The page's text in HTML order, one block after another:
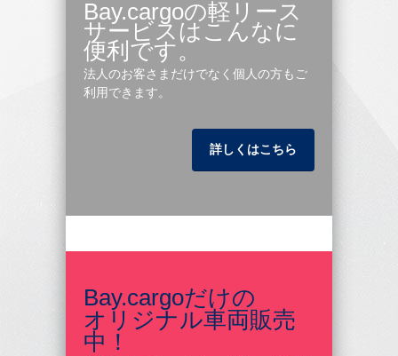
Bay.cargoの軽リース
サービスはこんなに
便利です。
法人のお客さまだけでなく個人の方もご
利用できます。
詳しくはこちら
Bay.cargoだけの
オリジナル車両販売
中！